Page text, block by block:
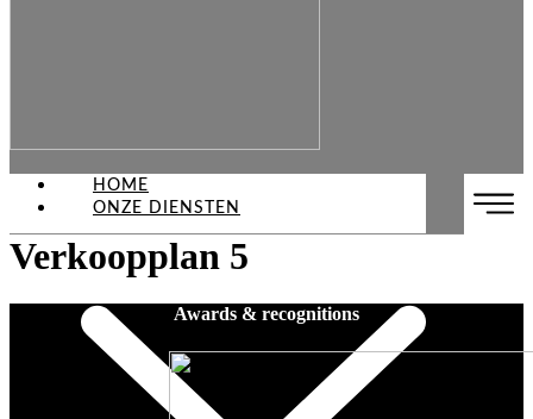
HOME
ONZE DIENSTEN
Verkoopplan 5
Awards & recognitions